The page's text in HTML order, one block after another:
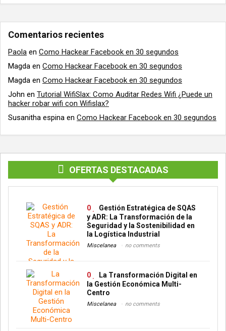
Comentarios recientes
Paola en Como Hackear Facebook en 30 segundos
Magda en Como Hackear Facebook en 30 segundos
Magda en Como Hackear Facebook en 30 segundos
John en Tutorial WifiSlax: Como Auditar Redes Wifi ¿Puede un
hacker robar wifi con Wifislax?
Susanitha espina en Como Hackear Facebook en 30 segundos
OFERTAS DESTACADAS
0
Gestión Estratégica de SQAS
y ADR: La Transformación de la
Seguridad y la Sostenibilidad en
la Logística Industrial
Miscelanea no comments
0
La Transformación Digital en
la Gestión Económica Multi-
Centro
Miscelanea no comments